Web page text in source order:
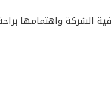
الشركة واهتمامها